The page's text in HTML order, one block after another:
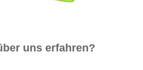
uns erfahren?